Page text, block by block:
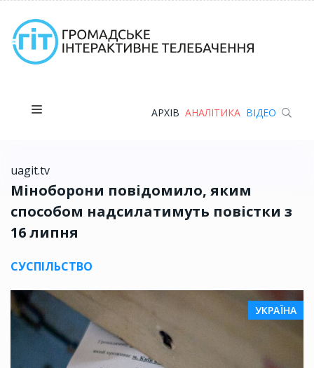
АРХІВ АНАЛІТИКА ВІДЕО
uagit.tv
Міноборони повідомило, яким
способом надсилатимуть повістки з
16 липня
СУСПІЛЬСТВО
УКРАЇНА